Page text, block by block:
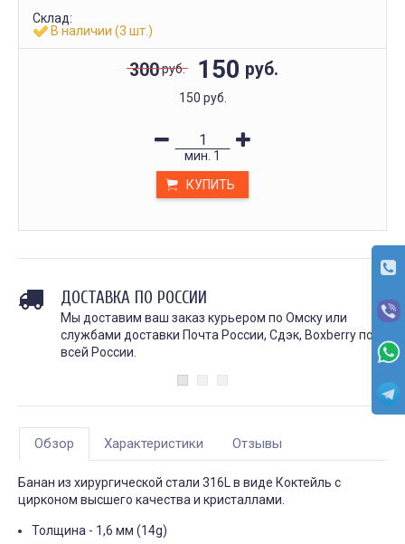
Склад:
В наличии (3 шт.)
300руб. 150 руб.
150 руб.
мин. 1
КУПИТЬ
ДОСТАВКА ПО РОССИИ
Мы доставим ваш заказ курьером по Омску или
службами доставки Почта России, Сдэк, Boxberry по
всей России.
Обзор Характеристики Отзывы
Банан из хирургической стали 316L в виде Коктейль с
цирконом высшего качества и кристаллами.
Толщина - 1,6 мм (14g)